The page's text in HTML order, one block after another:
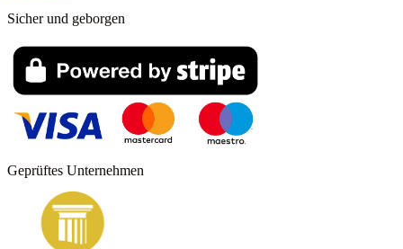
Geprüftes Unternehmen
Sicher und geborgen